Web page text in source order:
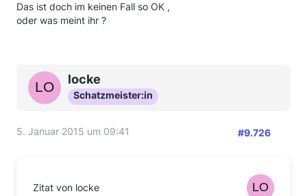
Das ist doch im keinen Fall so OK ,
oder was meint ihr ?
locke
Schatzmeister:in
5. Januar 2015 um 09:41 #9.726
Zitat von locke